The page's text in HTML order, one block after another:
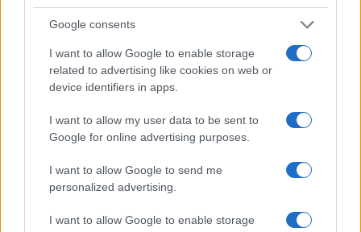
Google consents
I want to allow Google to enable storage
related to advertising like cookies on web or
device identifiers in apps.
I want to allow my user data to be sent to
Google for online advertising purposes.
I want to allow Google to send me
personalized advertising.
I want to allow Google to enable storage
Nuovo Quartiere Parco Pedrosa
Parco Pedrosa
Residenti Olbia
Scalitta Pedrosa
Spopolamento Sardegna
Statale Olbia-Sassari
Sviluppo Urbano Olbia
Inviaci le tue segnalazioni,
i tuoi video e le tue foto
345 356 7512